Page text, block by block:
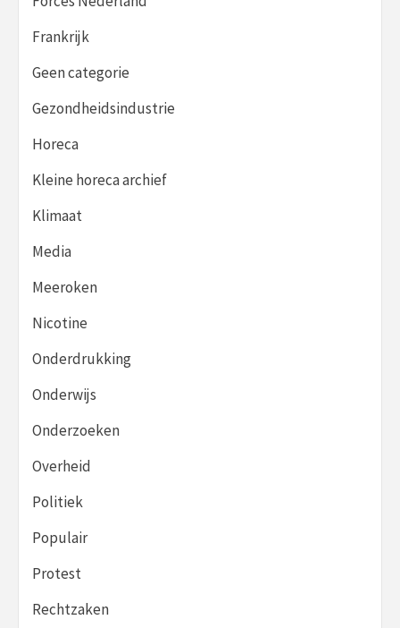
Frankrijk
Geen categorie
Gezondheidsindustrie
Horeca
Kleine horeca archief
Klimaat
Media
Meeroken
Nicotine
Onderdrukking
Onderwijs
Onderzoeken
Overheid
Politiek
Populair
Protest
Rechtzaken